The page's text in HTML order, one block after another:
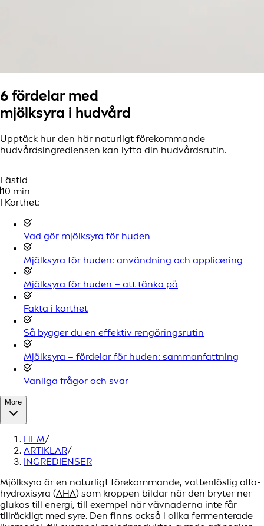
6 fördelar med
mjölksyra i hudvård
Upptäck hur den här naturligt förekommande
hudvårdsingrediensen kan lyfta din hudvårdsrutin.
Lästid
10 min
I Korthet:
Vad gör mjölksyra för huden
Mjölksyra för huden: användning och applicering
Mjölksyra för huden – att tänka på
Fakta i korthet
Så bygger du en effektiv rengöringsrutin
Mjölksyra – fördelar för huden: sammanfattning
Vanliga frågor och svar
More
HEM/
ARTIKLAR/
INGREDIENSER
Mjölksyra är en naturligt förekommande, vattenlöslig alfa-
hydroxisyra (AHA) som kroppen bildar när den bryter ner
glukos till energi, till exempel när vävnaderna inte får
tillräckligt med syre. Den finns också i olika fermenterade